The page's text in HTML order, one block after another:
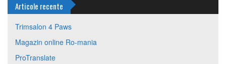
Articole recente
Trimsalon 4 Paws
Magazin online Ro-mania
ProTranslate